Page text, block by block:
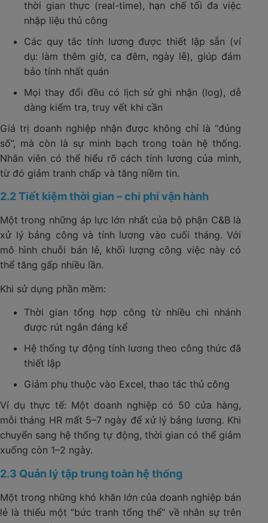
thời gian thực (real-time), hạn chế tối đa việc
nhập liệu thủ công
Các quy tắc tính lương được thiết lập sẵn (ví
dụ: làm thêm giờ, ca đêm, ngày lễ), giúp đảm
bảo tính nhất quán
Mọi thay đổi đều có lịch sử ghi nhận (log), dễ
dàng kiểm tra, truy vết khi cần
Giá trị doanh nghiệp nhận được không chỉ là “đúng
số”, mà còn là sự minh bạch trong toàn hệ thống.
Nhân viên có thể hiểu rõ cách tính lương của mình,
từ đó giảm tranh chấp và tăng niềm tin.
2.2 Tiết kiệm thời gian – chi phí vận hành
Một trong những áp lực lớn nhất của bộ phận C&B là
xử lý bảng công và tính lương vào cuối tháng. Với
mô hình chuỗi bán lẻ, khối lượng công việc này có
thể tăng gấp nhiều lần.
Khi sử dụng phần mềm:
Thời gian tổng hợp công từ nhiều chi nhánh
được rút ngắn đáng kể
Hệ thống tự động tính lương theo công thức đã
thiết lập
Giảm phụ thuộc vào Excel, thao tác thủ công
Ví dụ thực tế: Một doanh nghiệp có 50 cửa hàng,
mỗi tháng HR mất 5–7 ngày để xử lý bảng lương. Khi
chuyển sang hệ thống tự động, thời gian có thể giảm
xuống còn 1–2 ngày.
2.3 Quản lý tập trung toàn hệ thống
Một trong những khó khăn lớn của doanh nghiệp bán
lẻ là thiếu một “bức tranh tổng thể” về nhân sự trên